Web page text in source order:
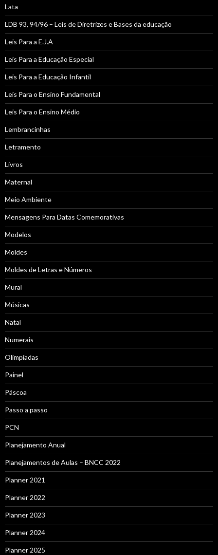
Lata
LDB 93, 94/96 – Leis de Diretrizes e Bases da educação
Leis Para a E.J.A
Leis Para a Educação Especial
Leis Para a Educação Infantil
Leis Para o Ensino Fundamental
Leis Para o Ensino Médio
Lembrancinhas
Letramento
Livros
Maternal
Meio Ambiente
Mensagens Para Datas Comemorativas
Modelos
Moldes
Moldes de Letras e Números
Mural
Músicas
Natal
Numerais
Olimpíadas
Painel
Páscoa
Passo a passo
PCN
Planejamento Anual
Planejamentos de Aulas – BNCC 2022
Planner 2021
Planner 2022
Planner 2023
Planner 2024
Planner 2025